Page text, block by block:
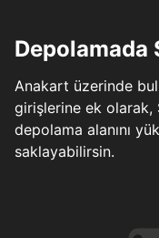
Depolamada
Anakart üzerinde
girişlerine ek olarak,
depolama alanını
saklayabilirsin.